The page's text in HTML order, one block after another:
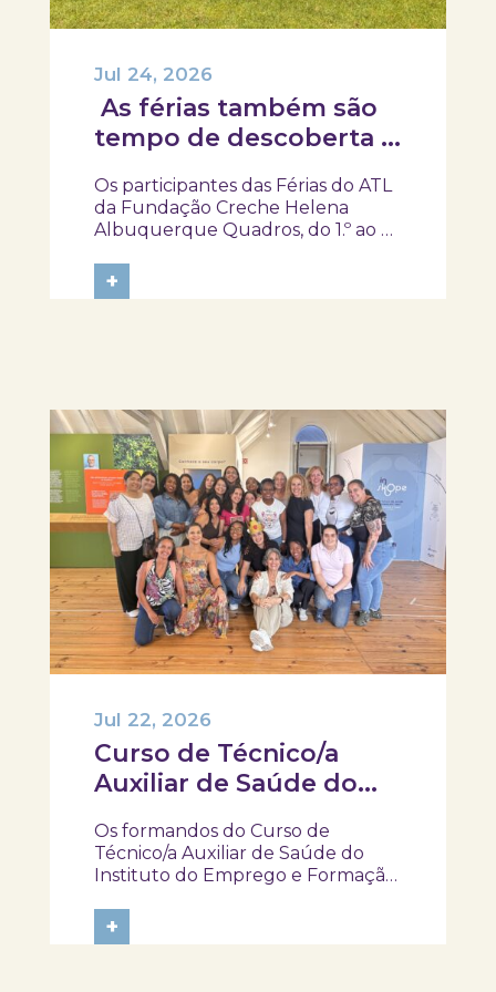
As férias também são
tempo de descoberta e
Jul 24, 2026
Os participantes das Férias do ATL
da Fundação Creche Helena
Albuquerque Quadros, do 1.º ao 4.º
Medicina e Saúde, onde
embarcaram numa viagem pela
+
Curso de Técnico/a
Auxiliar de Saúde do
participaram na
atividade “Pela minha
rica saúde”
Jul 22, 2026
Os formandos do Curso de
Técnico/a Auxiliar de Saúde do
Instituto do Emprego e Formação
SKOPE – Museu de Medicina e
Saúde e participaram na atividade
+